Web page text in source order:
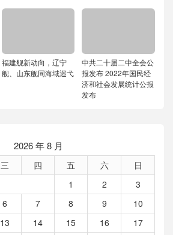
福建舰新动向，辽宁
舰、山东舰同海域巡弋
中共二十届二中全会公
报发布 2022年国民经
济和社会发展统计公报
发布
2026 年 8 月
三 四 五 六
日
1
2
3
6 7 8 9
10
13 14 15 16
17